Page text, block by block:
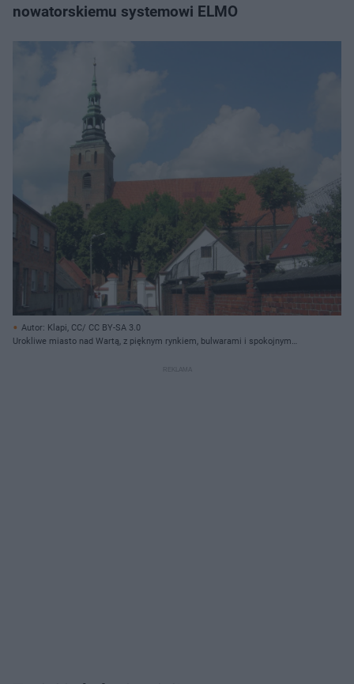
nowatorskiemu systemowi ELMO
Autor: Klapi, CC/ CC BY-SA 3.0
Urokliwe miasto nad Wartą, z pięknym rynkiem, bulwarami i spokojnym